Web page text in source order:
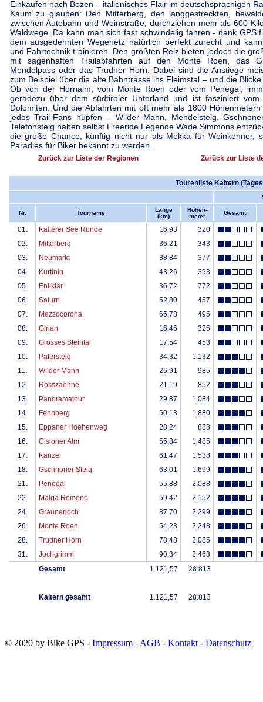
© 2020 by Bike GPS - Impressum - AGB - Kontakt - Datenschutz